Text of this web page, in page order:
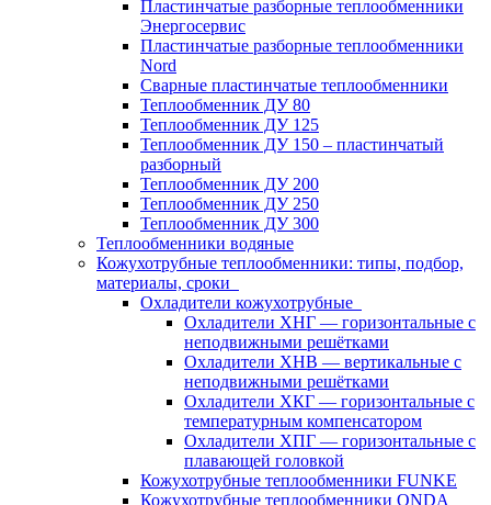
Пластинчатые разборные теплообменники
Энергосервис
Пластинчатые разборные теплообменники
Nord
Сварные пластинчатые теплообменники
Теплообменник ДУ 80
Теплообменник ДУ 125
Теплообменник ДУ 150 – пластинчатый
разборный
Теплообменник ДУ 200
Теплообменник ДУ 250
Теплообменник ДУ 300
Теплообменники водяные
Кожухотрубные теплообменники: типы, подбор,
материалы, сроки
Охладители кожухотрубные
Охладители ХНГ — горизонтальные с
неподвижными решётками
Охладители ХНВ — вертикальные с
неподвижными решётками
Охладители ХКГ — горизонтальные с
температурным компенсатором
Охладители ХПГ — горизонтальные с
плавающей головкой
Кожухотрубные теплообменники FUNKE
Кожухотрубные теплообменники ONDA